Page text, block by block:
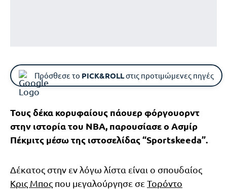
Πρόσθεσε το PICK&ROLLστις προτιμώμενες πηγές
Τους δέκα κορυφαίους πάουερ φόργουορντ
στην ιστορία του ΝΒΑ, παρουσίασε ο Ασμίρ
Πέκμιτς μέσω της ιστοσελίδας “Sportskeeda”.
Δέκατος στην εν λόγω λίστα είναι ο σπουδαίος
Κρις Μπος που μεγαλούργησε σεΤορόντο